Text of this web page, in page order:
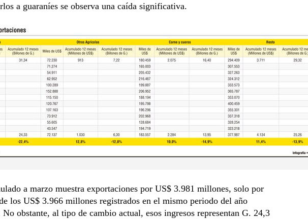
a guaraníes se observa una caída significativa.
a marzo muestra exportaciones por US$ 3.981 millones, solo por
los US$ 3.966 millones registrados en el mismo periodo del año
No obstante, al tipo de cambio actual, esos ingresos representan G. 24,3